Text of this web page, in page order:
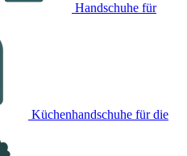
Handschuhe für
Küchenhandschuhe für die